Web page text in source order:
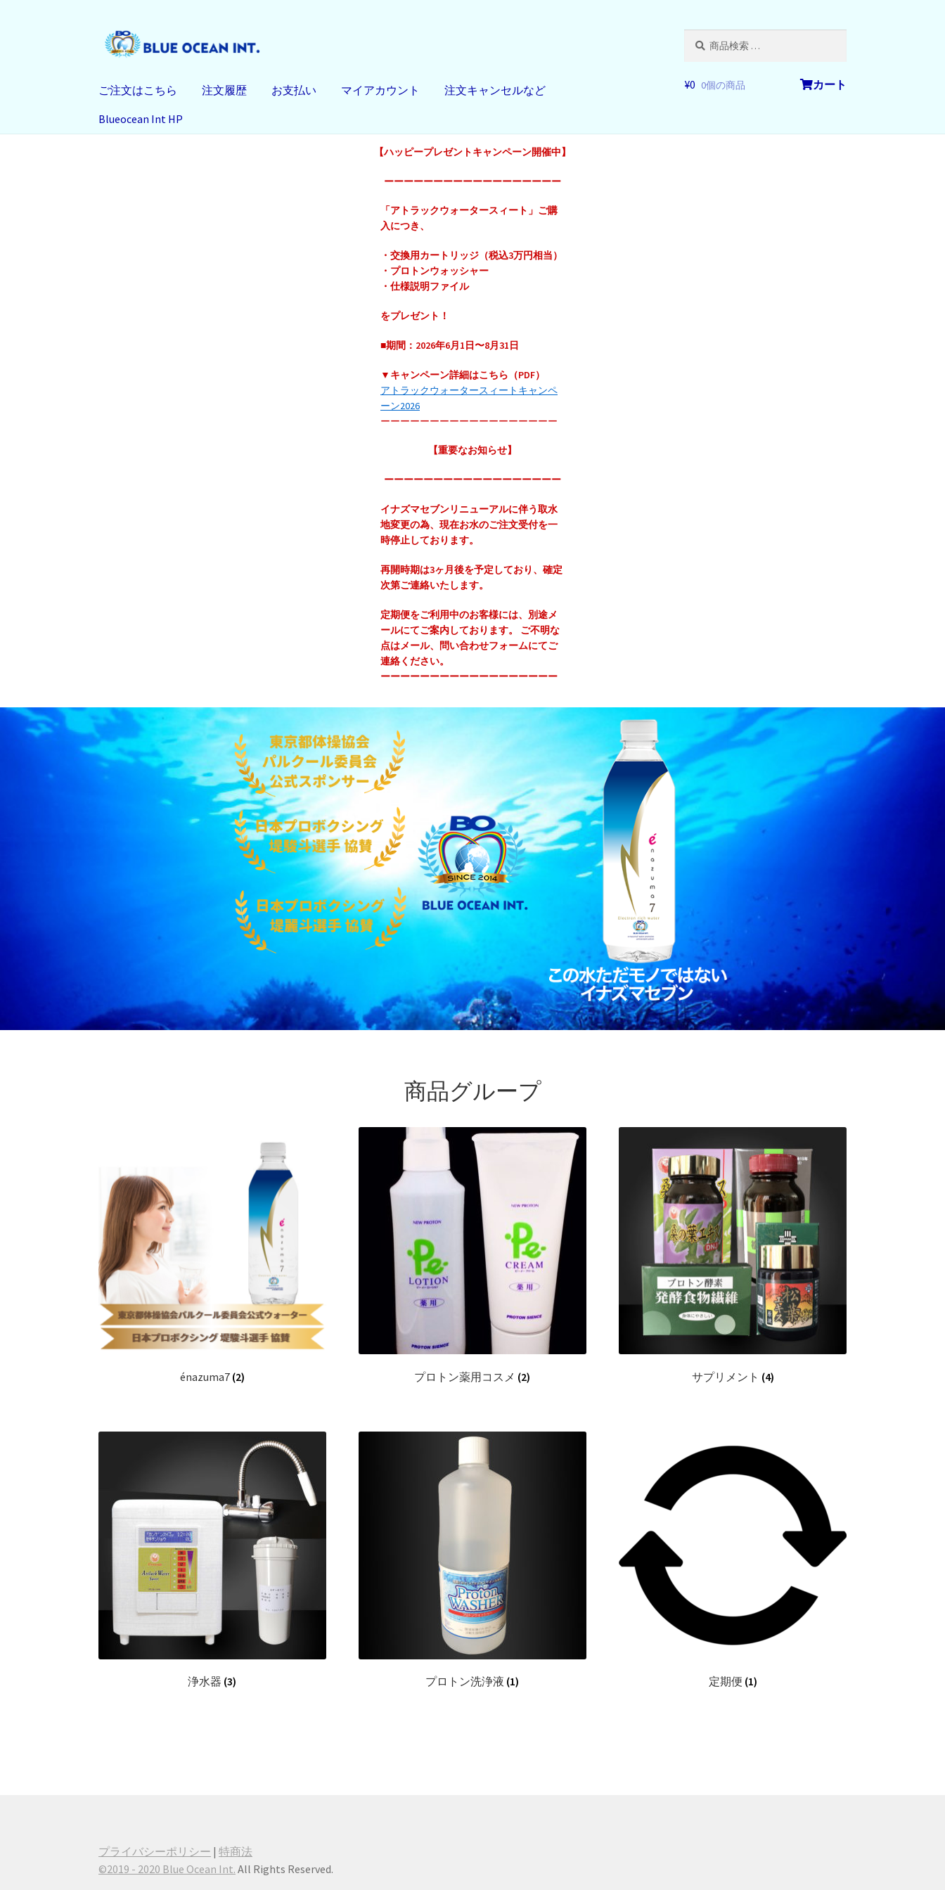
ナ
ビ
ー
ョ
コ
ン
ン
へ
象:
ご注文はこちら 注文履歴 お支払い マイアカウント 注文キャンセルなど
Blueocean Int HP
¥0 0個の商品
【ハッピープレゼントキャンペーン開催中】
ーーーーーーーーーーーーーーーーーー
「アトラックウォータースィート」ご購
入につき、
・交換用カートリッジ（税込3万円相当）
・プロトンウォッシャー
・仕様説明ファイル
をプレゼント！
■期間：2026年6月1日〜8月31日
▼キャンペーン詳細はこちら（PDF）
アトラックウォータースィートキャンペ
ーン2026
ーーーーーーーーーーーーーーーーーー
【重要なお知らせ】
ーーーーーーーーーーーーーーーーーー
イナズマセブンリニューアルに伴う取水
地変更の為、現在お水のご注文受付を一
時停止しております。
再開時期は3ヶ月後を予定しており、確定
次第ご連絡いたします。
定期便をご利用中のお客様には、別途メ
ールにてご案内しております。 ご不明な
点はメール、問い合わせフォームにてご
連絡ください。
‬ーーーーーーーーーーーーーーーーーー
商品グループ
énazuma7 (2) プロトン薬用コスメ (2) サプリメント (4)
浄水器 (3) プロトン洗浄液 (1) 定期便 (1)
プライバシーポリシー |特商法
©️2019 - 2020 Blue Ocean Int. All Rights Reserved.